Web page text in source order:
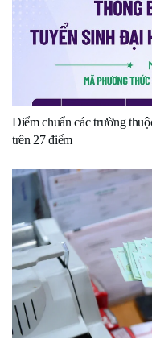
Điểm chuẩn các trường
trên 27 điểm